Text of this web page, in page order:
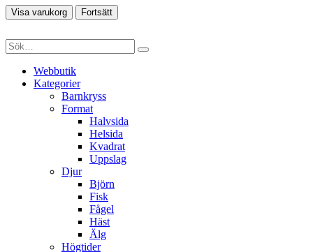
Visa varukorg Fortsätt
Webbutik
Kategorier
Barnkryss
Format
Halvsida
Helsida
Kvadrat
Uppslag
Djur
Björn
Fisk
Fågel
Häst
Älg
Högtider